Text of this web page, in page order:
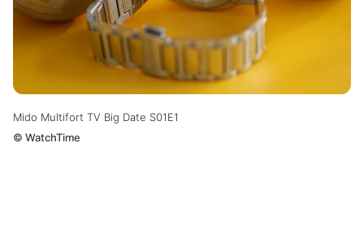
Mido Multifort TV Big Date S01E1
© WatchTime